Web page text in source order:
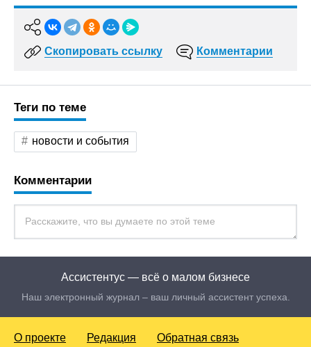
Скопировать ссылку Комментарии
Теги по теме
новости и события
Комментарии
Ассистентус — всё о малом бизнесе
Наш электронный журнал – ваш личный ассистент успеха.
О проекте Редакция Обратная связь